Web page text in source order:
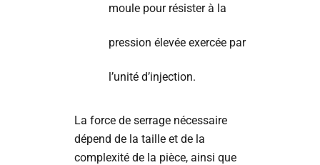
moule pour résister à la
pression élevée exercée par
l’unité d’injection.
La force de serrage nécessaire
dépend de la taille et de la
complexité de la pièce, ainsi que